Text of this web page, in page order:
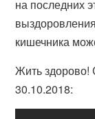
на последних
кишечника
Жить здорово!
30.10.2018: